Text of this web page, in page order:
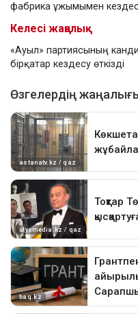
фабрика ұжымымен
Келесі жаңалық
«Ауыл» партиясының
бірқатар кездесу өткізді